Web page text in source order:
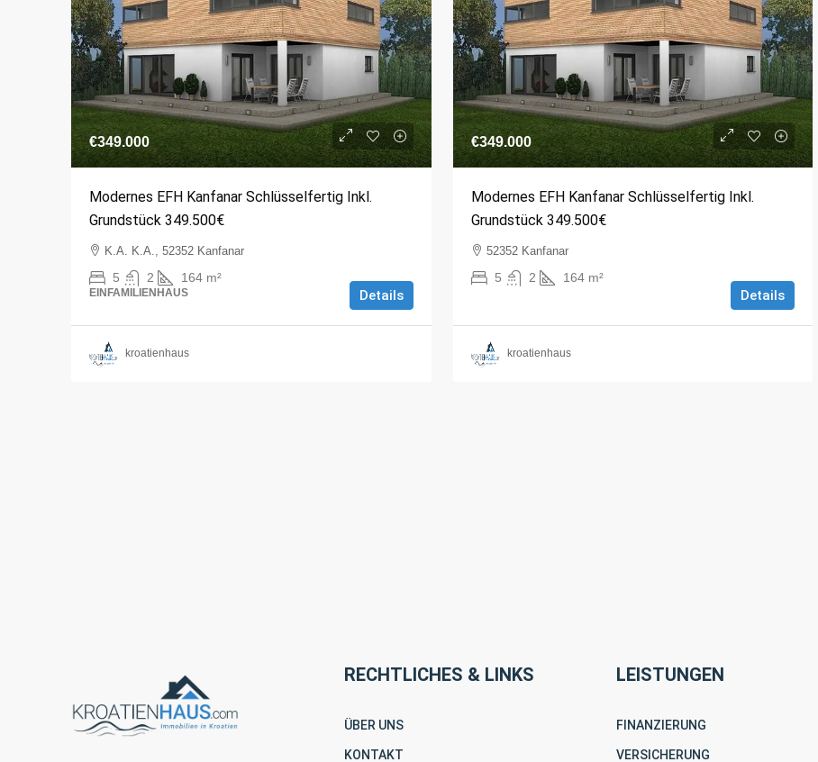
€349.000
Modernes EFH Kanfanar Schlüsselfertig Inkl.
Grundstück 349.500€
K.A. K.A., 52352 Kanfanar
5 2 164 m²
EINFAMILIENHAUS Details
kroatienhaus
€349.000
Modernes EFH Kanfanar Schlüsselfertig Inkl.
Grundstück 349.500€
52352 Kanfanar
5 2 164 m²
Details
kroatienhaus
RECHTLICHES & LINKS
ÜBER UNS
KONTAKT
LEISTUNGEN
FINANZIERUNG
VERSICHERUNG